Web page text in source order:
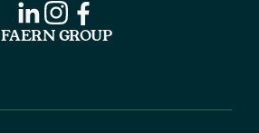
FAERN GROUP